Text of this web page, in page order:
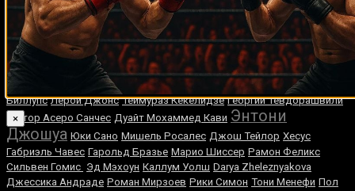
Фрэнк Бруно Ли Саволд Ленин Кастильо Том Джонсон
Карлос
Эррера
Терри Портер Кассим Оума Маркос Майдана Эммануэль
Наваррете Сергей Павлович Умар Нурмагомедов
Сезар Алан
Валенсуэла
Карлос Ульберг Марлон Тапалес Брюс Джонсон
Алехандро Санабриа Берт Купер Терри Дэниелс Майкл Спинкс
Биллупс Лерой Джонс Теймураз Кекелидзе Георгий Тевдорашвили
Гектор Асеро Санчес Дуайт Мохаммед Кави Энтони
Джошуа Юки Сано Мишель Росалес Джош Тейлор Хесус
Габриэль Чавес Гарольд Бразье Марио Шиссер Рамон Феликс
Сильвен Гомис Эд Мэхоун Каллум Уолш Darya Zheleznyakova
Джессика Андраде Роман Мирзоев Рики Симон Тони Менефи Пол
×